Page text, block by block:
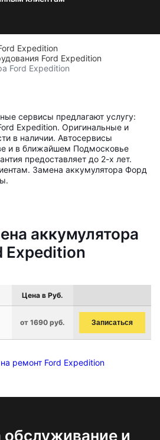
Expedition
Ford Expedition
Ford Expedition
сервисы предлагают услугу:
Expedition. Оригинальные и
в наличии. Автосервисы
и в ближайшем Подмосковье
предоставляет до 2-х лет.
Замена аккумулятора Форд
аккумулятора
Expedition
Цена в Руб.
от 1690 руб. Записаться
ремонт Ford Expedition
обслуживание и